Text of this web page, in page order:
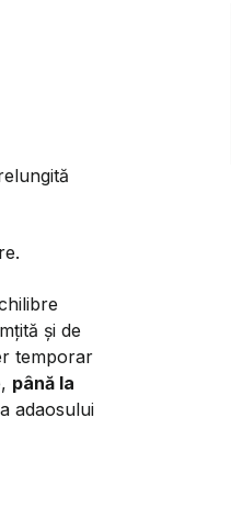
şi de
temporar
până la
adaosului